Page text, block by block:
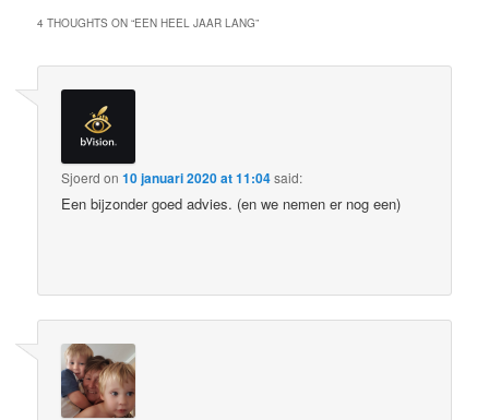
4 THOUGHTS ON “EEN HEEL JAAR LANG”
Sjoerd on10 januari 2020 at 11:04said:
Een bijzonder goed advies. (en we nemen er nog een)